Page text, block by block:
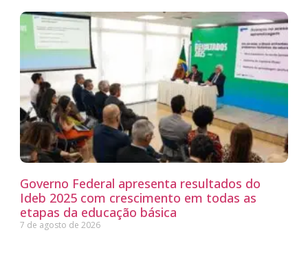
Governo Federal apresenta resultados do
Ideb 2025 com crescimento em todas as
etapas da educação básica
7 de agosto de 2026